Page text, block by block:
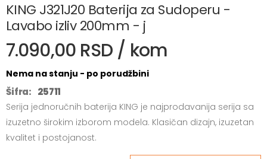
KING J321J20 Baterija za Sudoperu -
Lavabo izliv 200mm - j
7.090,00 RSD / kom
Nema na stanju - po porudžbini
Šifra: 25711
Serija jednoručnih baterija KING je najprodavanija serija sa
izuzetno širokim izborom modela. Klasičan dizajn, izuzetan
kvalitet i postojanost.